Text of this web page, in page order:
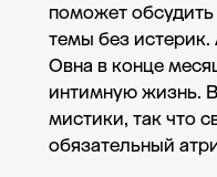
поможет
темы без истерик.
Овна в конце
интимную жизнь.
мистики, так что
обязательный